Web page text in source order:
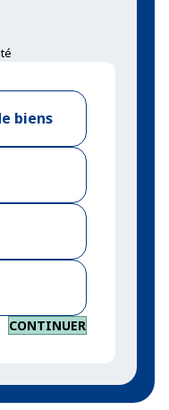
biens
CONTINUER